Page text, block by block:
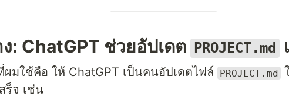
: ChatGPT ช่วยอัปเดต PROJECT.md
ผมใช้คือ ให้ ChatGPT เป็นคนอัปเดตไฟล์ PROJECT.md
ร็จ เช่น